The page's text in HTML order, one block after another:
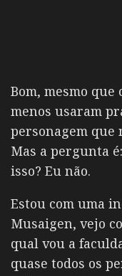
Bom, mesmo
menos usaram
personagem que
Mas a pergunta
isso? Eu não.
Estou com uma
Musaigen, vejo
qual vou a
quase todos os